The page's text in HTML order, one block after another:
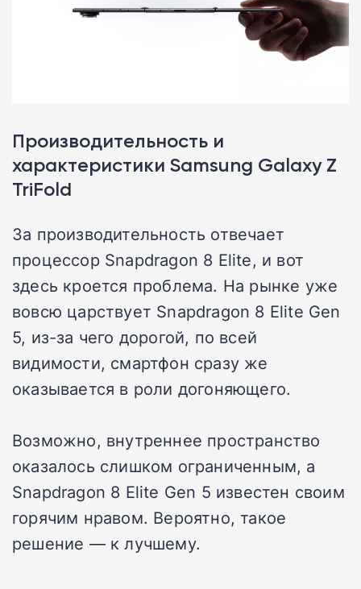
Производительность и
характеристики Samsung Galaxy Z
TriFold
За производительность отвечает
процессор Snapdragon 8 Elite, и вот
здесь кроется проблема. На рынке уже
вовсю царствует Snapdragon 8 Elite Gen
5, из-за чего дорогой, по всей
видимости, смартфон сразу же
оказывается в роли догоняющего.
Возможно, внутреннее пространство
оказалось слишком ограниченным, а
Snapdragon 8 Elite Gen 5 известен своим
горячим нравом. Вероятно, такое
решение — к лучшему.